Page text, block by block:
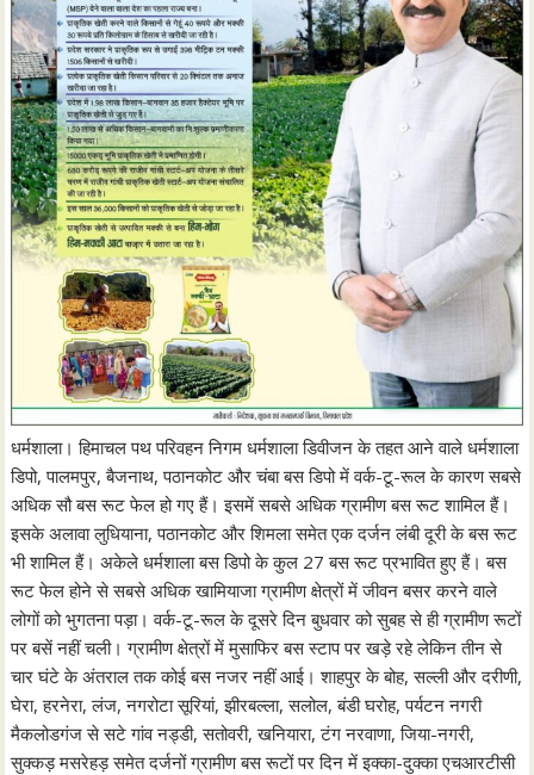
धर्मशाला। हिमाचल पथ परिवहन निगम धर्मशाला डिवीजन के तहत आने वाले धर्मशाला
डिपो, पालमपुर, बैजनाथ, पठानकोट और चंबा बस डिपो में वर्क-टू-रूल के कारण सबसे
अधिक सौ बस रूट फेल हो गए हैं। इसमें सबसे अधिक ग्रामीण बस रूट शामिल हैं।
इसके अलावा लुधियाना, पठानकोट और शिमला समेत एक दर्जन लंबी दूरी के बस रूट
भी शामिल हैं। अकेले धर्मशाला बस डिपो के कुल 27 बस रूट प्रभावित हुए हैं। बस
रूट फेल होने से सबसे अधिक खामियाजा ग्रामीण क्षेत्रों में जीवन बसर करने वाले
लोगों को भुगतना पड़ा। वर्क-टू-रूल के दूसरे दिन बुधवार को सुबह से ही ग्रामीण रूटों
पर बसें नहीं चली। ग्रामीण क्षेत्रों में मुसाफिर बस स्टाप पर खड़े रहे लेकिन तीन से
चार घंटे के अंतराल तक कोई बस नजर नहीं आई। शाहपुर के बोह, सल्ली और दरीणी,
घेरा, हरनेरा, लंज, नगरोटा सूरियां, झीरबल्ला, सलोल, बंडी घरोह, पर्यटन नगरी
मैकलोडगंज से सटे गांव नड्डी, सतोवरी, खनियारा, टंग नरवाणा, जिया-नगरी,
सुक्कड़ मसरेहड़ समेत दर्जनों ग्रामीण बस रूटों पर दिन में इक्का-दुक्का एचआरटीसी